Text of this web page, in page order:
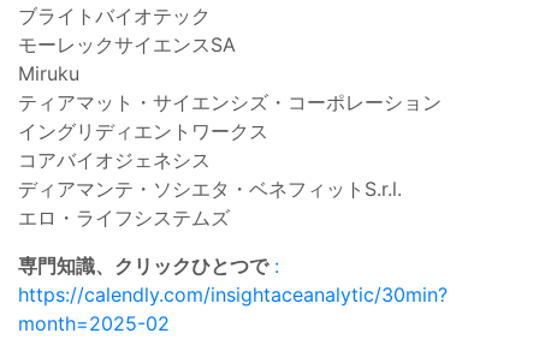
ブライトバイオテック
モーレックサイエンスSA
Miruku
ティアマット・サイエンシズ・コーポレーション
イングリディエントワークス
コアバイオジェネシス
ディアマンテ・ソシエタ・ベネフィットS.r.l.
エロ・ライフシステムズ
専門知識、クリックひとつで :
https://calendly.com/insightaceanalytic/30min?
month=2025-02